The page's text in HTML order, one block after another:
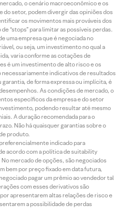
o cenário macroeconômico e os
do setor, podem divergir das opiniões dos
os movimentos mais prováveis dos
“stops” para limitar as possíveis perdas.
uma empresa que é negociada no
ou seja, um investimento no qual a
varia conforme as cotações de
é um investimento de alto risco e os
necessariamente indicativos de resultados
de forma expressa ou implícita, é
As condições de mercado, o
específicos da empresa e do setor
podendo resultar até mesmo
A duração recomendada para o
Não há quaisquer garantias sobre o
produto.
indicado para
acordo com a política de suitability
mercado de opções, são negociados
bem por preço fixado em data futura,
pagar um prêmio ao vendedor tal
com esses derivativos são
apresentarem altas relações de risco e
a possibilidade de perdas